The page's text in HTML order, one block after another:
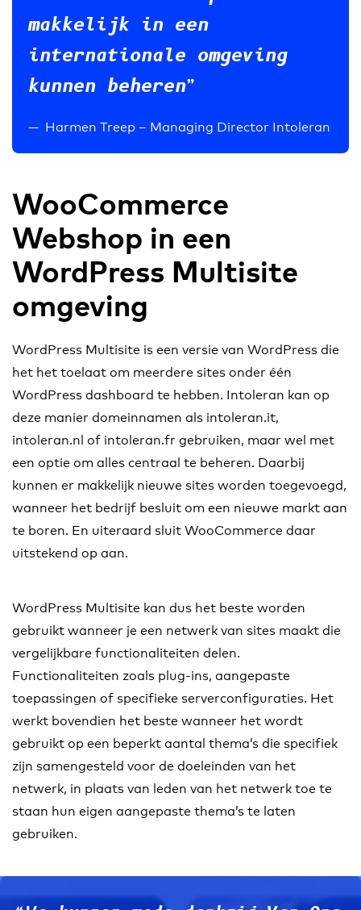
makkelijk in een
internationale omgeving
kunnen beheren
Harmen Treep – Managing Director Intoleran
WooCommerce
Webshop in een
WordPress Multisite
omgeving
WordPress Multisite is een versie van WordPress die
het het toelaat om meerdere sites onder één
WordPress dashboard te hebben. Intoleran kan op
deze manier domeinnamen als intoleran.it,
intoleran.nl of intoleran.fr gebruiken, maar wel met
een optie om alles centraal te beheren. Daarbij
kunnen er makkelijk nieuwe sites worden toegevoegd,
wanneer het bedrijf besluit om een nieuwe markt aan
te boren. En uiteraard sluit WooCommerce daar
uitstekend op aan.
WordPress Multisite kan dus het beste worden
gebruikt wanneer je een netwerk van sites maakt die
vergelijkbare functionaliteiten delen.
Functionaliteiten zoals plug-ins, aangepaste
toepassingen of specifieke serverconfiguraties. Het
werkt bovendien het beste wanneer het wordt
gebruikt op een beperkt aantal thema’s die specifiek
zijn samengesteld voor de doeleinden van het
netwerk, in plaats van leden van het netwerk toe te
staan hun eigen aangepaste thema’s te laten
gebruiken.